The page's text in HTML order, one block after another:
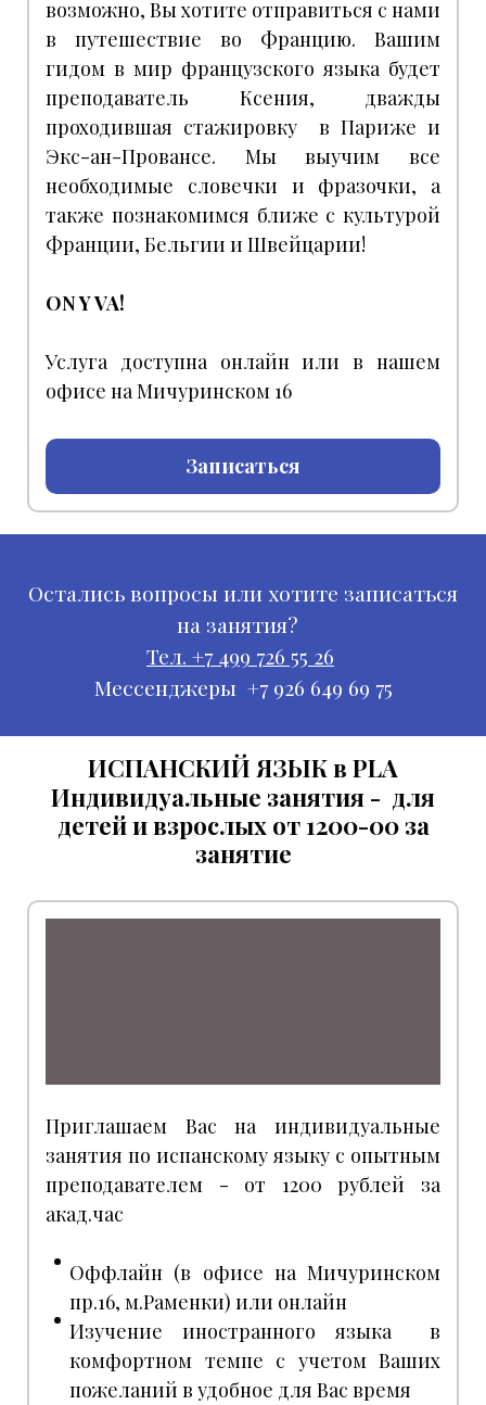
возможно, Вы хотите отправиться с нами
в путешествие во Францию. Вашим
гидом в мир французского языка будет
преподаватель Ксения, дважды
проходившая стажировку в Париже и
Экс-ан-Провансе. Мы выучим все
необходимые словечки и фразочки, а
также познакомимся ближе с культурой
Франции, Бельгии и Швейцарии!
ON Y VA!
Услуга доступна онлайн или в нашем
офисе на Мичуринском 16
Записаться
Остались вопросы или хотите записаться
на занятия?
Тел. +7 499 726 55 26
Мессенджеры +7 926 649 69 75
ИСПАНСКИЙ ЯЗЫК в PLA
Индивидуальные занятия - для
детей и взрослых от 1200-00 за
занятие
Приглашаем Вас на индивидуальные
занятия по испанскому языку с опытным
преподавателем - от 1200 рублей за
акад.час
Оффлайн (в офисе на Мичуринском
пр.16, м.Раменки) или онлайн
Изучение иностранного языка в
комфортном темпе с учетом Ваших
пожеланий в удобное для Вас время